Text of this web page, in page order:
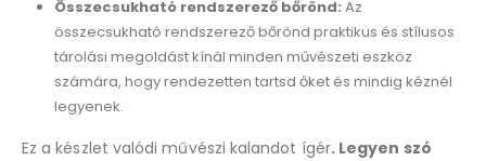
Összecsukható rendszerező bőrönd: Az
összecsukható rendszerező bőrönd praktikus és stílusos
tárolási megoldást kínál minden művészeti eszköz
számára, hogy rendezetten tartsd őket és mindig kéznél
legyenek.
Ez a készlet valódi művészi kalandot ígér. Legyen szó